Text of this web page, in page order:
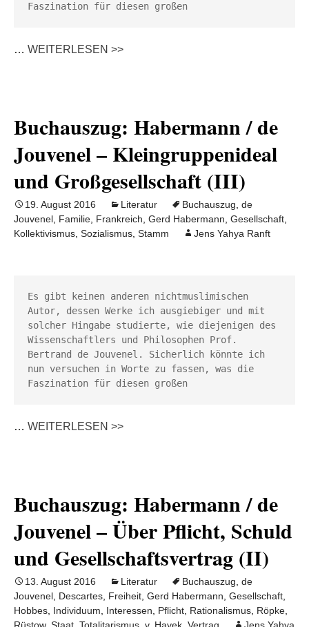
Faszination für diesen großen
… WEITERLESEN >>
Buchauszug: Habermann / de
Jouvenel – Kleingruppenideal
und Großgesellschaft (III)
19. August 2016 Literatur Buchauszug de
Jouvenel Familie Frankreich Gerd Habermann Gesellschaft
Kollektivismus Sozialismus Stamm Jens Yahya Ranft
Es gibt keinen anderen nichtmuslimischen
Autor, dessen Werke ich ausgiebiger und mit
solcher Hingabe studierte, wie diejenigen des
Wissenschaftlers und Philosophen Prof.
Bertrand de Jouvenel. Sicherlich könnte ich
nun versuchen in Worte zu fassen, was die
Faszination für diesen großen
… WEITERLESEN >>
Buchauszug: Habermann / de
Jouvenel – Über Pflicht, Schuld
und Gesellschaftsvertrag (II)
13. August 2016 Literatur Buchauszug de
Jouvenel Descartes Freiheit Gerd Habermann Gesellschaft
Hobbes Individuum Interessen Pflicht Rationalismus Röpke